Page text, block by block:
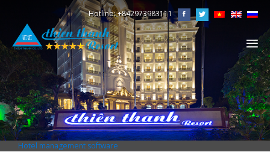
content
Hotline: +842973983111
Hotel management software